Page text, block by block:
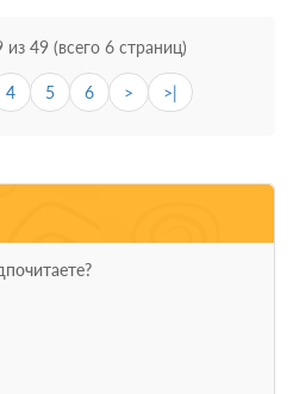
49 (всего 6 страниц)
4 5 6 > >|